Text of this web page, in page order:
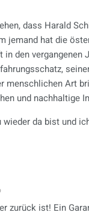
dass Harald
jemand hat die
den vergangenen
menschlichen Art
und nachhaltige
da bist und
zurück ist! Ein